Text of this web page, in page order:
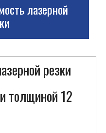
лазерной
резки
толщиной 12